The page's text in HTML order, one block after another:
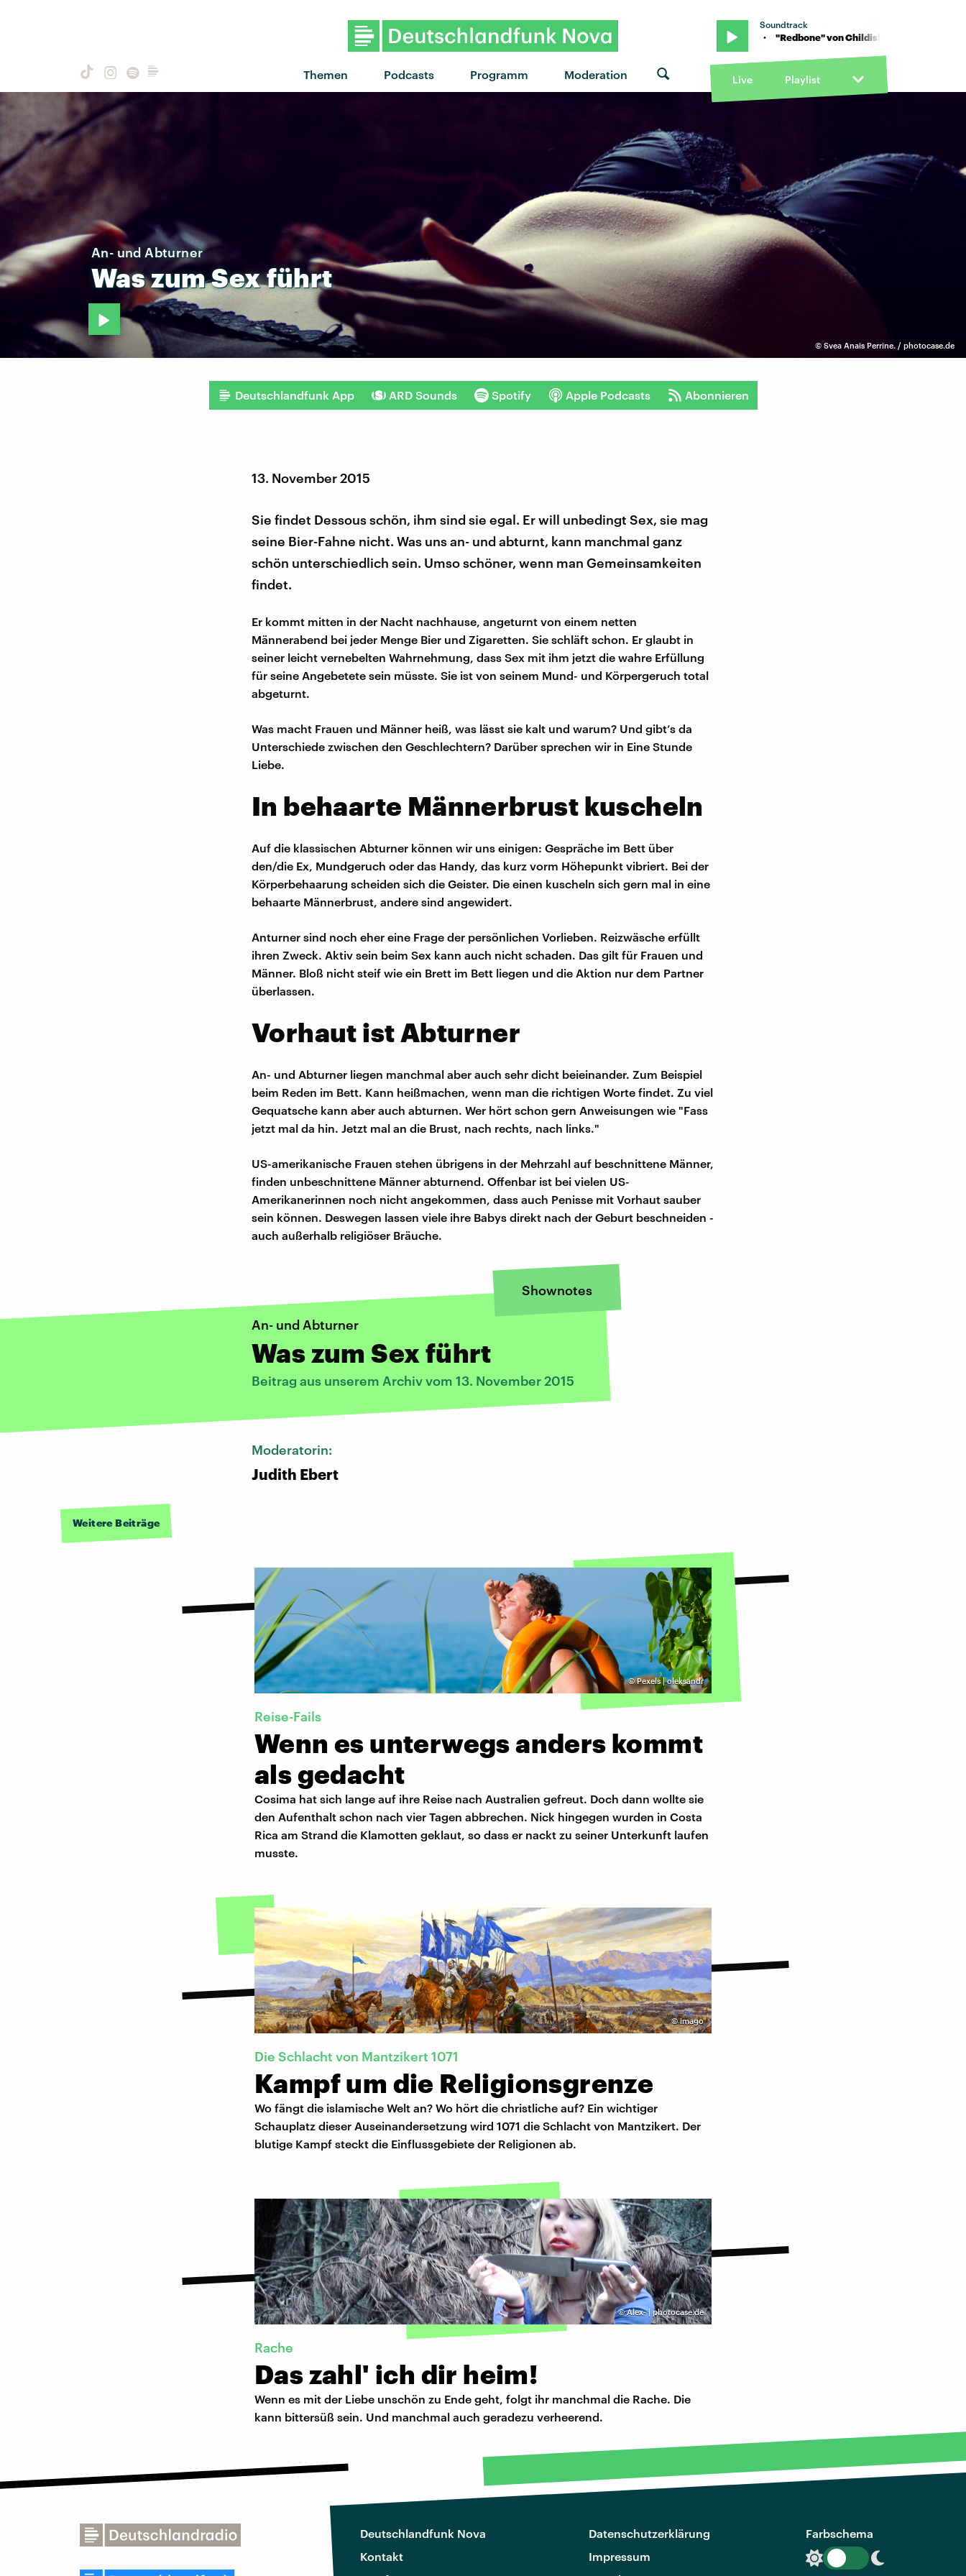
Themen Podcasts Programm Moderation
Soundtrack
"Redbone" von Childish Gambino · "Redbone" von Childish Gambino · "Redbone" von
Live Playlist
© Svea Anais Perrine. / photocase.de
An- und Abturner
WaszumSexführt
Deutschlandfunk App ARD Sounds Spotify Apple Podcasts Abonnieren
13. November 2015
Sie findet Dessous schön, ihm sind sie egal. Er will unbedingt Sex, sie mag
seine Bier-Fahne nicht. Was uns an- und abturnt, kann manchmal ganz
schön unterschiedlich sein. Umso schöner, wenn man Gemeinsamkeiten
findet.
Er kommt mitten in der Nacht nachhause, angeturnt von einem netten
Männerabend bei jeder Menge Bier und Zigaretten. Sie schläft schon. Er glaubt in
seiner leicht vernebelten Wahrnehmung, dass Sex mit ihm jetzt die wahre Erfüllung
für seine Angebetete sein müsste. Sie ist von seinem Mund- und Körpergeruch total
abgeturnt.
Was macht Frauen und Männer heiß, was lässt sie kalt und warum? Und gibt’s da
Unterschiede zwischen den Geschlechtern? Darüber sprechen wir in Eine Stunde
Liebe.
In behaarte Männerbrust kuscheln
Auf die klassischen Abturner können wir uns einigen: Gespräche im Bett über
den/die Ex, Mundgeruch oder das Handy, das kurz vorm Höhepunkt vibriert. Bei der
Körperbehaarung scheiden sich die Geister. Die einen kuscheln sich gern mal in eine
behaarte Männerbrust, andere sind angewidert.
Anturner sind noch eher eine Frage der persönlichen Vorlieben. Reizwäsche erfüllt
ihren Zweck. Aktiv sein beim Sex kann auch nicht schaden. Das gilt für Frauen und
Männer. Bloß nicht steif wie ein Brett im Bett liegen und die Aktion nur dem Partner
überlassen.
Vorhaut ist Abturner
An- und Abturner liegen manchmal aber auch sehr dicht beieinander. Zum Beispiel
beim Reden im Bett. Kann heißmachen, wenn man die richtigen Worte findet. Zu viel
Gequatsche kann aber auch abturnen. Wer hört schon gern Anweisungen wie "Fass
jetzt mal da hin. Jetzt mal an die Brust, nach rechts, nach links."
US-amerikanische Frauen stehen übrigens in der Mehrzahl auf beschnittene Männer,
finden unbeschnittene Männer abturnend. Offenbar ist bei vielen US-
Amerikanerinnen noch nicht angekommen, dass auch Penisse mit Vorhaut sauber
sein können. Deswegen lassen viele ihre Babys direkt nach der Geburt beschneiden -
auch außerhalb religiöser Bräuche.
Shownotes
An- und Abturner
Was zum Sex führt
Beitrag aus unserem Archiv vom 13. November 2015
Moderatorin:
Judith Ebert
Weitere Beiträge
©Pexels | oleksandr
Reise-Fails
Wenn es unterwegs anders kommt
als gedacht
Cosima hat sich lange auf ihre Reise nach Australien gefreut. Doch dann wollte sie
den Aufenthalt schon nach vier Tagen abbrechen. Nick hingegen wurden in Costa
Rica am Strand die Klamotten geklaut, so dass er nackt zu seiner Unterkunft laufen
musste.
©imago
Die Schlacht von Mantzikert 1071
Kampf um die Religionsgrenze
Wo fängt die islamische Welt an? Wo hört die christliche auf? Ein wichtiger
Schauplatz dieser Auseinandersetzung wird 1071 die Schlacht von Mantzikert. Der
blutige Kampf steckt die Einflussgebiete der Religionen ab.
©Alex- | photocase.de
Rache
Das zahl' ich dir heim!
Wenn es mit der Liebe unschön zu Ende geht, folgt ihr manchmal die Rache. Die
kann bittersüß sein. Und manchmal auch geradezu verheerend.
Deutschlandfunk Nova
Kontakt
Datenschutzerklärung
Impressum
Farbschema